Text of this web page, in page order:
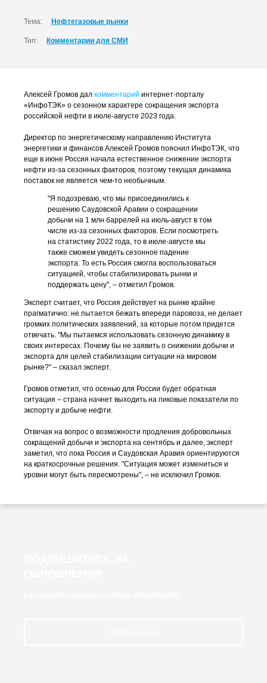
Тема: Нефтегазовые рынки
Тип: Комментарии для СМИ
Алексей Громов дал комментарий интернет-порталу
«ИнфоТЭК» о сезонном характере сокращения экспорта
российской нефти в июле-августе 2023 года.
Директор по энергетическому направлению Института
энергетики и финансов Алексей Громов пояснил ИнфоТЭК, что
еще в июне Россия начала естественное снижение экспорта
нефти из-за сезонных факторов, поэтому текущая динамика
поставок не является чем-то необычным.
"Я подозреваю, что мы присоединились к
решению Саудовской Аравии о сокращении
добычи на 1 млн баррелей на июль-август в том
числе из-за сезонных факторов. Если посмотреть
на статистику 2022 года, то в июле-августе мы
также сможем увидеть сезонное падение
экспорта. То есть Россия смогла воспользоваться
ситуацией, чтобы стабилизировать рынки и
поддержать цену", – отметил Громов.
Эксперт считает, что Россия действует на рынке крайне
прагматично: не пытается бежать впереди паровоза, не делает
громких политических заявлений, за которые потом придется
отвечать. "Мы пытаемся использовать сезонную динамику в
своих интересах. Почему бы не заявить о снижении добычи и
экспорта для целей стабилизации ситуации на мировом
рынке?" – сказал эксперт.
Громов отметил, что осенью для России будет обратная
ситуация – страна начнет выходить на пиковые показатели по
экспорту и добыче нефти.
Отвечая на вопрос о возможности продления добровольных
сокращений добычи и экспорта на сентябрь и далее, эксперт
заметил, что пока Россия и Саудовская Аравия ориентируются
на краткосрочные решения. "Ситуация может измениться и
уровни могут быть пересмотрены", – не исключил Громов.